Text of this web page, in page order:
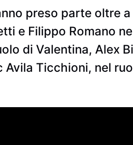
preso parte oltre
e Filippo Romano
di Valentina, Alex
Avila Ticchioni, nel